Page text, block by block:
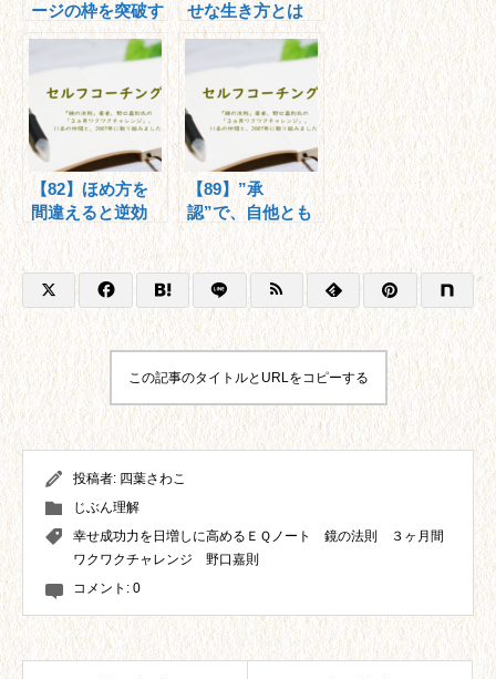
ージの枠を突破す
る！
せな生き方とは
【82】ほめ方を
間違えると逆効
果！～YOUメッ
セージ～
【89】”承
認”で、自他とも
に「自己重要残
高」を増やそう！
この記事のタイトルとURLをコピーする
投稿者: 四葉さわこ
じぶん理解
幸せ成功力を日増しに高めるＥＱノート 鏡の法則 ３ヶ月間
ワクワクチャレンジ 野口嘉則
コメント: 0